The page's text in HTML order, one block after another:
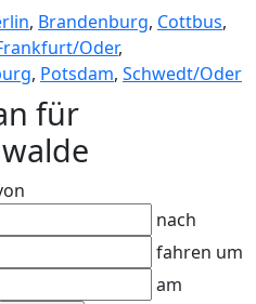
, Brandenburg, Cottbus,
Oder,
, Potsdam, Schwedt/Oder
für
nach
fahren um
am